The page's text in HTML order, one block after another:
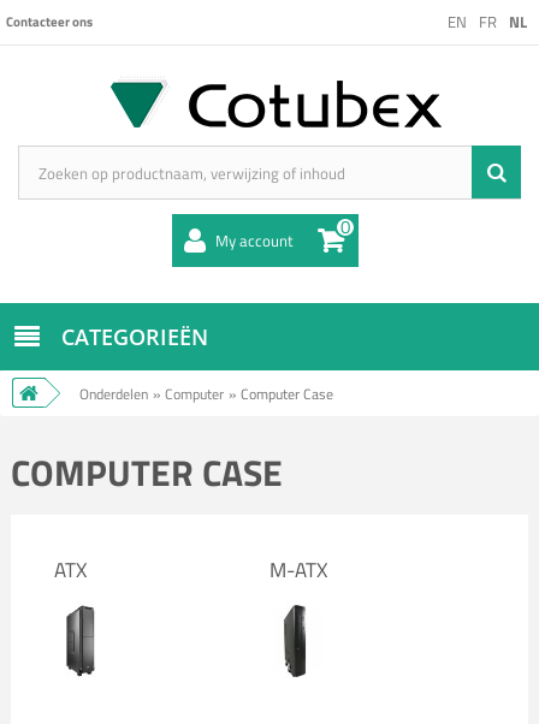
EN FR NL
Contacteer ons
My account 0
CATEGORIEËN
Onderdelen » Computer » Computer Case
COMPUTER CASE
ATX M-ATX